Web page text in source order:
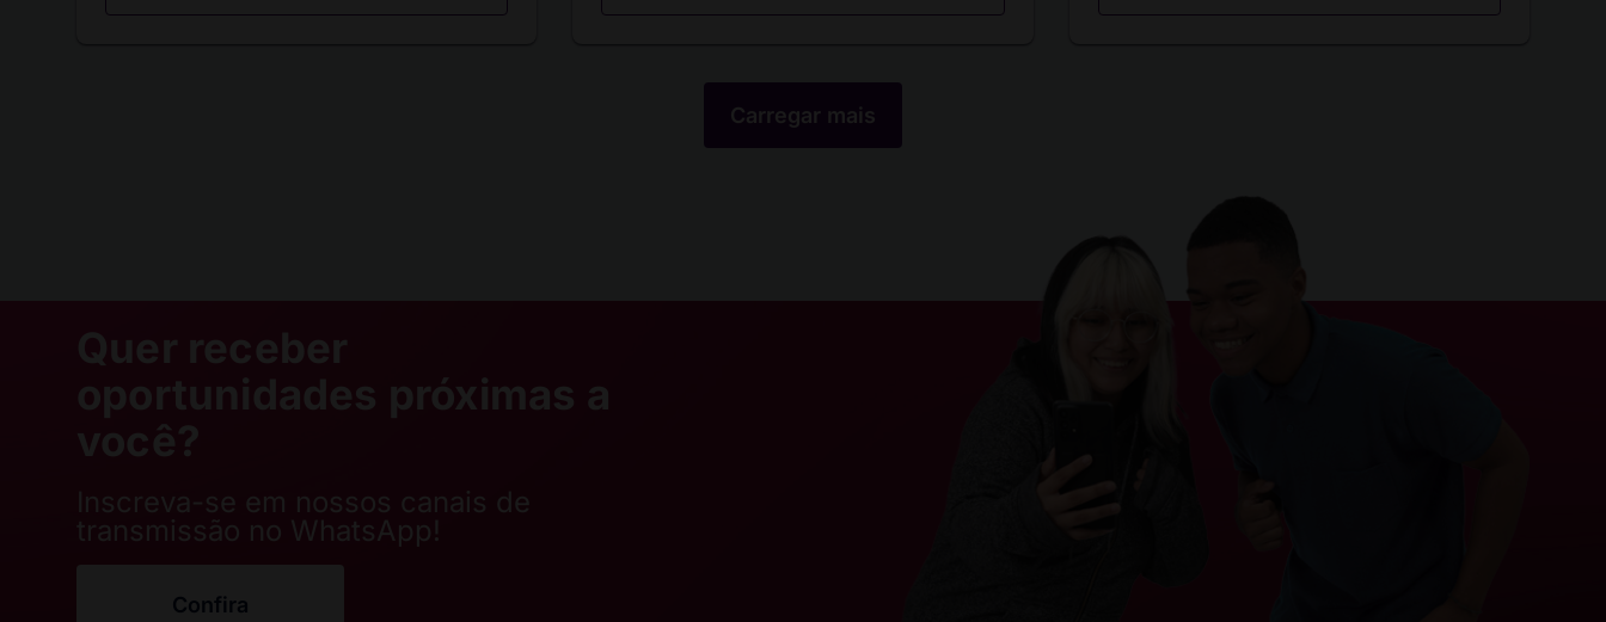
Carregar mais
oportunidades próximas a
Inscreva-se em nossos canais de
transmissão no WhatsApp!
Confira